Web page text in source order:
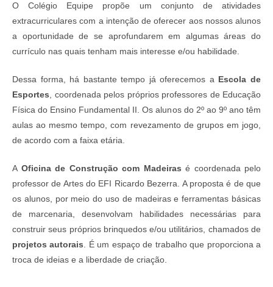
O Colégio Equipe propõe um conjunto de atividades
extracurriculares com a intenção de oferecer aos nossos alunos
a oportunidade de se aprofundarem em algumas áreas do
currículo nas quais tenham mais interesse e/ou habilidade.
Dessa forma, há bastante tempo já oferecemos a Escola de
Esportes, coordenada pelos próprios professores de Educação
Física do Ensino Fundamental II. Os alunos do 2º ao 9º ano têm
aulas ao mesmo tempo, com revezamento de grupos em jogo,
de acordo com a faixa etária.
A Oficina de Construção com Madeiras é coordenada pelo
professor de Artes do EFI Ricardo Bezerra. A proposta é de que
os alunos, por meio do uso de madeiras e ferramentas básicas
de marcenaria, desenvolvam habilidades necessárias para
construir seus próprios brinquedos e/ou utilitários, chamados de
projetos autorais. É um espaço de trabalho que proporciona a
troca de ideias e a liberdade de criação.